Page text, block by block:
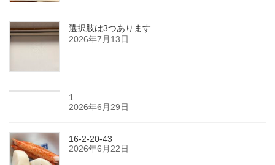
選択肢は3つあります
2026年7月13日
1
2026年6月29日
16-2-20-43
2026年6月22日